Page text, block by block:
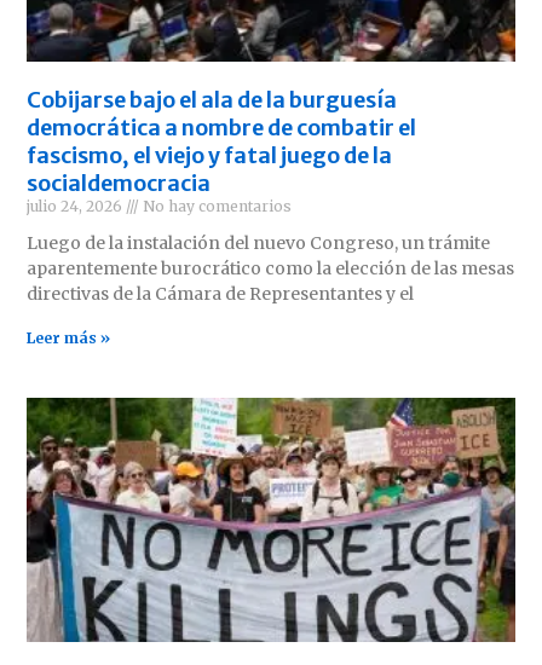
Cobijarse bajo el ala de la burguesía
democrática a nombre de combatir el
fascismo, el viejo y fatal juego de la
socialdemocracia
julio 24, 2026 No hay comentarios
Luego de la instalación del nuevo Congreso, un trámite
aparentemente burocrático como la elección de las mesas
directivas de la Cámara de Representantes y el
Leer más »